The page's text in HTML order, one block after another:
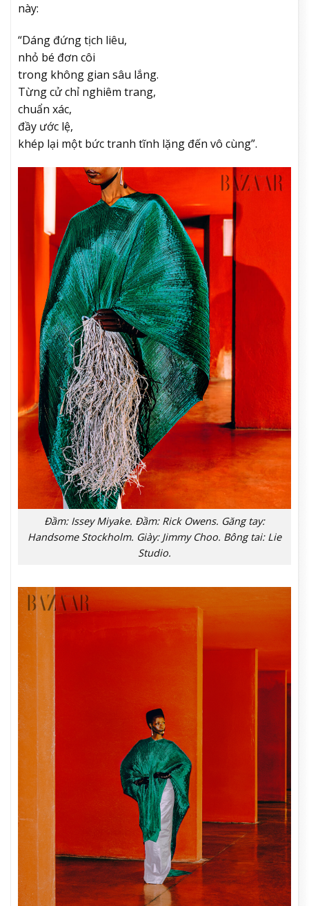
này:
“Dáng đứng tịch liêu,
nhỏ bé đơn côi
trong không gian sâu lắng.
Từng cử chỉ nghiêm trang,
chuẩn xác,
đầy ước lệ,
khép lại một bức tranh tĩnh lặng đến vô cùng”.
Đầm: Issey Miyake. Đầm: Rick Owens. Găng tay:
Handsome Stockholm. Giày: Jimmy Choo. Bông tai: Lie
Studio.